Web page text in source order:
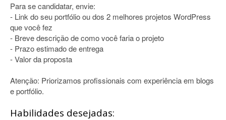
Para se candidatar, envie:
- Link do seu portfólio ou dos 2 melhores projetos WordPress
que você fez
- Breve descrição de como você faria o projeto
- Prazo estimado de entrega
- Valor da proposta
Atenção: Priorizamos profissionais com experiência em blogs
e portfólio.
Habilidades desejadas: